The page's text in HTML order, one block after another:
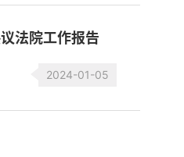
法院工作报告
2024-01-05